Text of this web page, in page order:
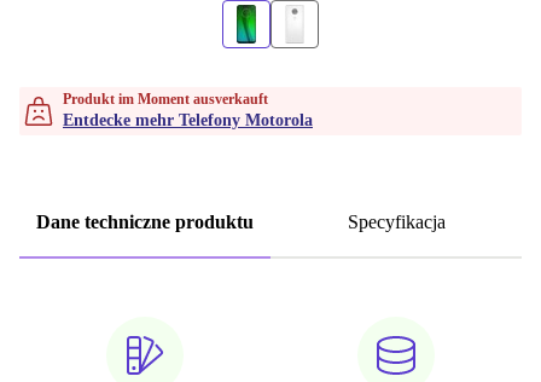
Produkt im Moment ausverkauft
Entdecke mehr Telefony Motorola
Dane techniczne produktu Specyfikacja